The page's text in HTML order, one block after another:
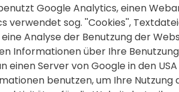
Google Analytics, einen
verwendet sog. ''Cookies'',
Analyse der Benutzung der
Informationen über Ihre
einen Server von Google in den
benutzen, um Ihre